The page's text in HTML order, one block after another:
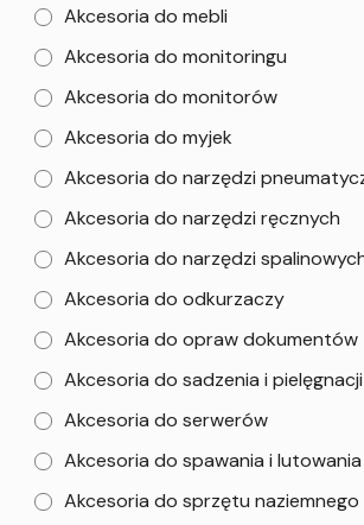
Akcesoria do mebli
Akcesoria do monitoringu
Akcesoria do monitorów
Akcesoria do myjek
Akcesoria do narzędzi
Akcesoria do narzędzi ręcznych
Akcesoria do narzędzi
Akcesoria do odkurzaczy
Akcesoria do opraw dokumentów
Akcesoria do sadzenia i
Akcesoria do serwerów
Akcesoria do spawania i lutowania
Akcesoria do sprzętu naziemnego